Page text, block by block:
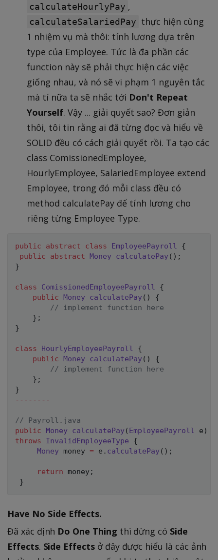
calculateHourlyPay ,
calculateSalariedPay thực hiện cùng
1 nhiệm vụ mà thôi: tính lương dựa trên
type của Employee. Tức là đa phần các
function này sẽ phải thực hiện các việc
giống nhau, và nó sẽ vi phạm 1 nguyên tắc
mà tí nữa ta sẽ nhắc tới Don't Repeat
Yourself. Vậy ... giải quyết sao? Đơn giản
thôi, tôi tin rằng ai đã từng đọc và hiểu về
SOLID đều có cách giải quyết rồi. Ta tạo các
class ComissionedEmployee,
HourlyEmployee, SalariedEmployee extend
Employee, trong đó mỗi class đều có
method calculatePay để tính lương cho
riêng từng Employee Type.
public abstract class EmployeePayroll
{
public
abstract Money calculatePay ( ) ;
}
class ComissionedEmployeePayroll
{
public Money calculatePay ( )
{
// implement function here
} ;
}
class HourlyEmployeePayroll
{
public Money calculatePay ( )
{
// implement function here
} ;
}
-- -- -- --
// Payroll.java
public Money calculatePay ( EmployeePayroll e )
throws
InvalidEmployeeType
{
Money money = e . calculatePay ( ) ;
return money;
}
Have No Side Effects.
Đã xác định Do One Thing thì đừng có Side
Effects. Side Effectsở đây được hiểu là các ảnh